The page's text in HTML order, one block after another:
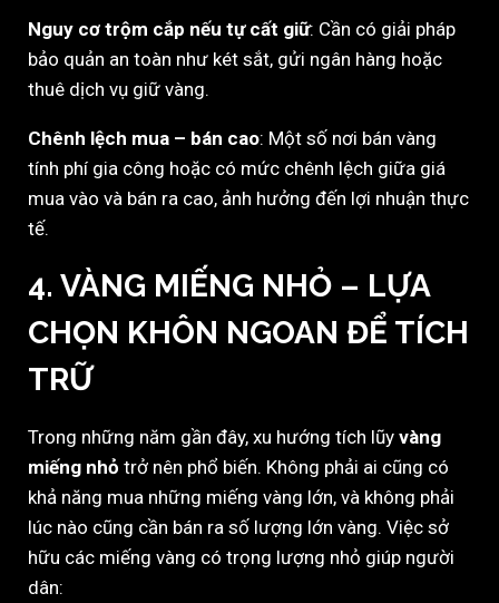
Nguy cơ trộm cắp nếu tự cất giữ: Cần có giải pháp
bảo quản an toàn như két sắt, gửi ngân hàng hoặc
thuê dịch vụ giữ vàng.
Chênh lệch mua – bán cao: Một số nơi bán vàng
tính phí gia công hoặc có mức chênh lệch giữa giá
mua vào và bán ra cao, ảnh hưởng đến lợi nhuận thực
tế.
4. VÀNG MIẾNG NHỎ – LỰA
CHỌN KHÔN NGOAN ĐỂ TÍCH
TRỮ
Trong những năm gần đây, xu hướng tích lũy vàng
miếng nhỏ trở nên phổ biến. Không phải ai cũng có
khả năng mua những miếng vàng lớn, và không phải
lúc nào cũng cần bán ra số lượng lớn vàng. Việc sở
hữu các miếng vàng có trọng lượng nhỏ giúp người
dân: